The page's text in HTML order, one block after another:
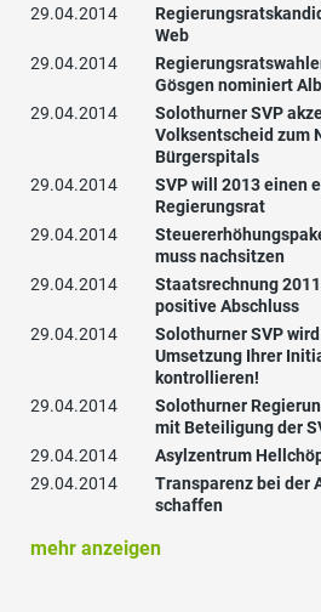
29.04.2014
Web
29.04.2014
Gösgen nominiert
29.04.2014
Solothurner SVP
Volksentscheid zum
Bürgerspitals
29.04.2014
SVP will 2013 einen
Regierungsrat
29.04.2014
muss nachsitzen
29.04.2014
Staatsrechnung
positive Abschluss
29.04.2014
Solothurner SVP
Umsetzung Ihrer
kontrollieren!
29.04.2014
Solothurner
mit Beteiligung der
29.04.2014
Asylzentrum
29.04.2014
Transparenz bei der
schaffen
mehr anzeigen